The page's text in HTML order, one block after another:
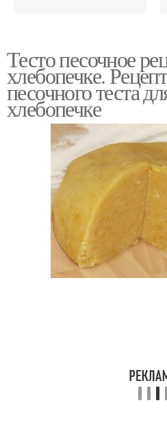
Тесто песочное
хлебопечке.
песочного теста
хлебопечке